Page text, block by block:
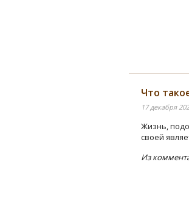
Что
17 декабря
Жизнь,
своей
Из